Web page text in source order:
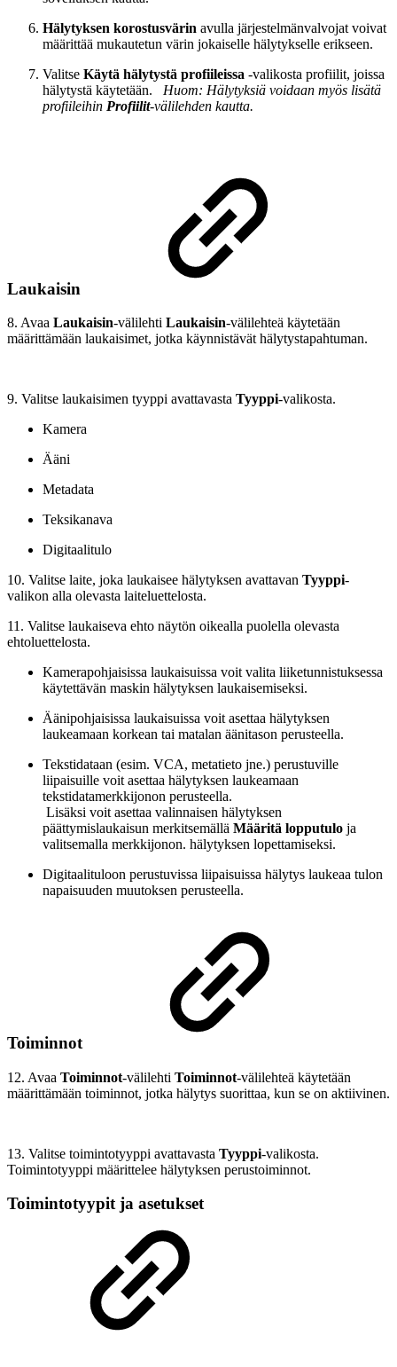
Hälytyksen korostusvärin avulla järjestelmänvalvojat voivat
määrittää mukautetun värin jokaiselle hälytykselle erikseen.
Valitse Käytä hälytystä profiileissa -valikosta profiilit, joissa
hälytystä käytetään. Huom: Hälytyksiä voidaan myös lisätä
profiileihin Profiilit-välilehden kautta.
Laukaisin
8. Avaa Laukaisin-välilehti Laukaisin-välilehteä käytetään
määrittämään laukaisimet, jotka käynnistävät hälytystapahtuman.
9. Valitse laukaisimen tyyppi avattavasta Tyyppi-valikosta.
Kamera
Ääni
Metadata
Teksikanava
Digitaalitulo
10. Valitse laite, joka laukaisee hälytyksen avattavan Tyyppi-
valikon alla olevasta laiteluettelosta.
11. Valitse laukaiseva ehto näytön oikealla puolella olevasta
ehtoluettelosta.
Kamerapohjaisissa laukaisuissa voit valita liiketunnistuksessa
käytettävän maskin hälytyksen laukaisemiseksi.
Äänipohjaisissa laukaisuissa voit asettaa hälytyksen
laukeamaan korkean tai matalan äänitason perusteella.
Tekstidataan (esim. VCA, metatieto jne.) perustuville
liipaisuille voit asettaa hälytyksen laukeamaan
tekstidatamerkkijonon perusteella.
Lisäksi voit asettaa valinnaisen hälytyksen
päättymislaukaisun merkitsemällä Määritä lopputulo ja
valitsemalla merkkijonon. hälytyksen lopettamiseksi.
Digitaalituloon perustuvissa liipaisuissa hälytys laukeaa tulon
napaisuuden muutoksen perusteella.
Toiminnot
12. Avaa Toiminnot-välilehti Toiminnot-välilehteä käytetään
määrittämään toiminnot, jotka hälytys suorittaa, kun se on aktiivinen.
13. Valitse toimintotyyppi avattavasta Tyyppi-valikosta.
Toimintotyyppi määrittelee hälytyksen perustoiminnot.
Toimintotyypit ja asetukset